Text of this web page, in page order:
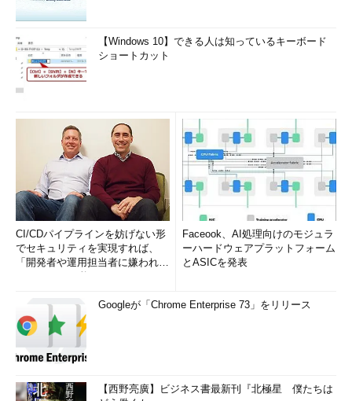
【Windows 10】できる人は知っているキーボード
ショートカット
CI/CDパイプラインを妨げない形
でセキュリティを実現すれば、
「開発者や運用担当者に嫌われな
Faceook、AI処理向けのモジュラ
ーハードウェアプラットフォーム
とASICを発表
Googleが「Chrome Enterprise 73」をリリース
【西野亮廣】ビジネス書最新刊『北極星 僕たちは